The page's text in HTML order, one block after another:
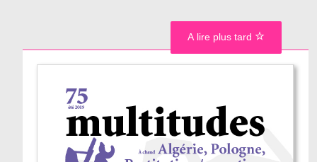
A lire plus tard